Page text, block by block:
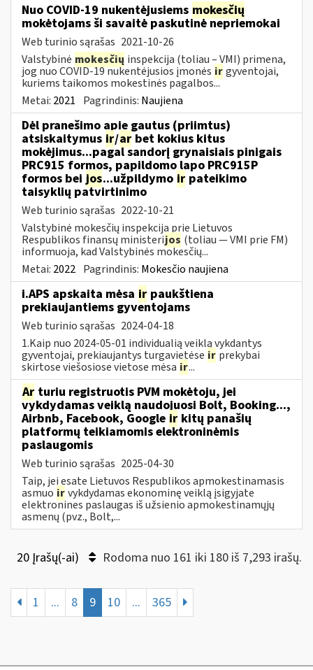
Nuo COVID-19 nukentėjusiems mokesčių
mokėtojams ši savaitė paskutinė nepriemokai
Web turinio sąrašas 2021-10-26
Valstybinė mokesčių inspekcija (toliau – VMI) primena,
jog nuo COVID-19 nukentėjusios įmonės irgyventojai,
kuriems taikomos mokestinės pagalbos...
Metai: 2021 Pagrindinis: Naujiena
Dėl pranešimo apie gautus (priimtus)
atsiskaitymus ir/ar bet kokius kitus
mokėjimus...pagal sandorį grynaisiais pinigais
PRC915 formos, papildomo lapo PRC915P
formos bei jos...užpildymo ir pateikimo
taisyklių patvirtinimo
Web turinio sąrašas 2022-10-21
Valstybinė mokesčių inspekcija prie Lietuvos
Respublikos finansų ministerijos (toliau ― VMI prie FM)
informuoja, kad Valstybinės mokesčių...
Metai: 2022 Pagrindinis: Mokesčio naujiena
i.APS apskaita mėsa ir paukštiena
prekiaujantiems gyventojams
Web turinio sąrašas 2024-04-18
1.Kaip nuo 2024-05-01 individualią veiklą vykdantys
gyventojai, prekiaujantys turgavietėse ir prekybai
skirtose viešosiose vietose mėsa ir...
Ar turiu registruotis PVM mokėtoju, jei
vykdydamas veiklą naudojuosi Bolt, Booking...,
Airbnb, Facebook, Google ir kitų panašių
platformų teikiamomis elektroninėmis
paslaugomis
Web turinio sąrašas 2025-04-30
Taip, jei esate Lietuvos Respublikos apmokestinamasis
asmuo irvykdydamas ekonominę veiklą įsigyjate
elektronines paslaugas iš užsienio apmokestinamųjų
asmenų (pvz., Bolt,...
20 Įrašų(-ai) Rodoma nuo 161 iki 180 iš 7,293 irašų.
1 ... 8 9 10 ... 365